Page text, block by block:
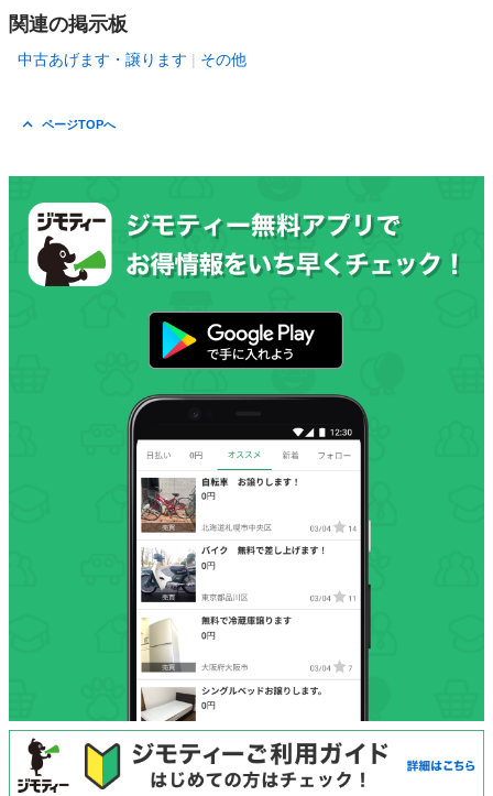
関連の掲示板
中古あげます・譲ります その他
ページTOPへ